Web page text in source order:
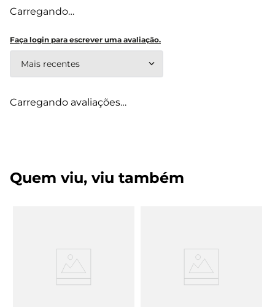
Carregando…
Faça login para escrever uma avaliação.
Mais recentes
Carregando avaliações…
Quem viu, viu também